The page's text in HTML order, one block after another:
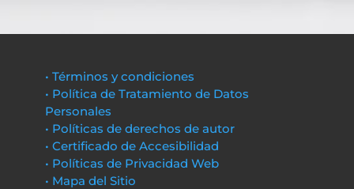
• Términos y condiciones
• Política de Tratamiento de Datos
Personales
• Políticas de derechos de autor
• Certificado de Accesibilidad
• Políticas de Privacidad Web
• Mapa del Sitio